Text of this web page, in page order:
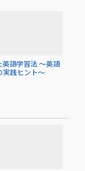
語学習法 〜英語
実践ヒント〜